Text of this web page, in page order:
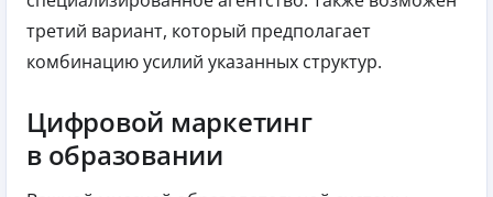
третий вариант, который предполагает
комбинацию усилий указанных структур.
Цифровой маркетинг
в образовании